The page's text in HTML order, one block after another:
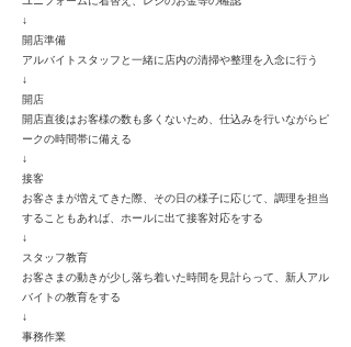
↓
開店準備
アルバイトスタッフと一緒に店内の清掃や整理を入念に行う
↓
開店
開店直後はお客様の数も多くないため、仕込みを行いながらピ
ークの時間帯に備える
↓
接客
お客さまが増えてきた際、その日の様子に応じて、調理を担当
することもあれば、ホールに出て接客対応をする
↓
スタッフ教育
お客さまの動きが少し落ち着いた時間を見計らって、新人アル
バイトの教育をする
↓
事務作業